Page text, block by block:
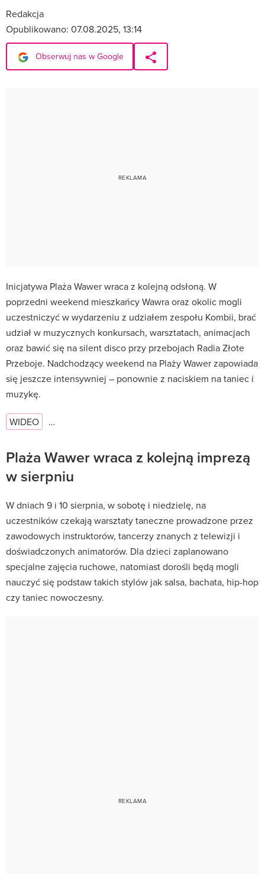
Redakcja
Opublikowano: 07.08.2025, 13:14
Obserwuj nas w Google
Inicjatywa Plaża Wawer wraca z kolejną odsłoną. W
poprzedni weekend mieszkańcy Wawra oraz okolic mogli
uczestniczyć w wydarzeniu z udziałem zespołu Kombii, brać
udział w muzycznych konkursach, warsztatach, animacjach
oraz bawić się na silent disco przy przebojach Radia Złote
Przeboje. Nadchodzący weekend na Plaży Wawer zapowiada
się jeszcze intensywniej – ponownie z naciskiem na taniec i
muzykę.
WIDEO …
Plaża Wawer wraca z kolejną imprezą
w sierpniu
W dniach 9 i 10 sierpnia, w sobotę i niedzielę, na
uczestników czekają warsztaty taneczne prowadzone przez
zawodowych instruktorów, tancerzy znanych z telewizji i
doświadczonych animatorów. Dla dzieci zaplanowano
specjalne zajęcia ruchowe, natomiast dorośli będą mogli
nauczyć się podstaw takich stylów jak salsa, bachata, hip-hop
czy taniec nowoczesny.